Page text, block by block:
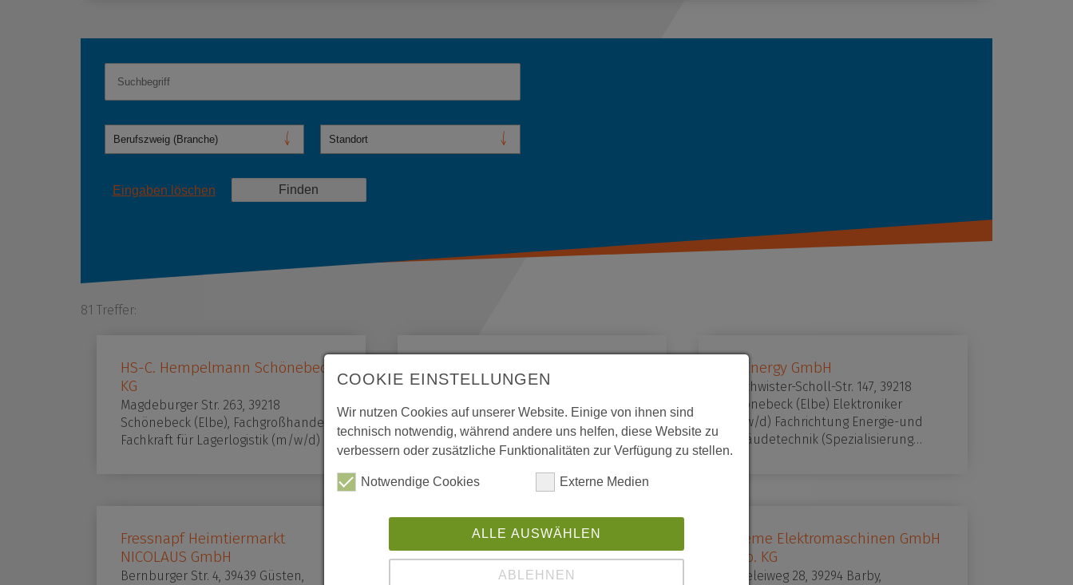
Eingaben löschen
81 Treffer:
HS-C. Hempelmann Schönebeck
KG
Magdeburger Str. 263, 39218
Schönebeck (Elbe), Fachgroßhandel,
Fachkraft für Lagerlogistik (m/w/d)
Friedrich-Engels-Strasse 6 39435
Tarthun, Metallbau/Mobilhydraulik
Industriemechaniker (m/w/d) /
Zerspanungsmechaniker (m/w/d)
LB Energy GmbH
Geschwister-Scholl-Str. 147, 39218
Schönebeck (Elbe) Elektroniker
(m/w/d) Fachrichtung Energie-und
Gebäudetechnik (Spezialisierung…
Fressnapf Heimtiermarkt
NICOLAUS GmbH
Bernburger Str. 4, 39439 Güsten,
Schröter Elektro-, Schalt-und
Regeltechnik GmbH
An den Bodewiesen 9, 39411
Thieme Elektromaschinen GmbH
& Co. KG
Ziegeleiweg 28, 39294 Barby,
COOKIE EINSTELLUNGEN
Wir nutzen Cookies auf unserer Website. Einige von ihnen sind
technisch notwendig, während andere uns helfen, diese Website zu
verbessern oder zusätzliche Funktionalitäten zur Verfügung zu stellen.
Notwendige Cookies Externe Medien
ALLE AUSWÄHLEN
ABLEHNEN